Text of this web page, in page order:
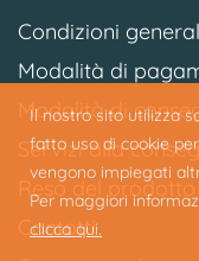
Il nostro sito utilizza
fatto uso di cookie
vengono impiegati
Per maggiori
clicca qui.
Condizioni
Modalità di
Modalità di
Servizi alla
Reso del prodotto
Contatti